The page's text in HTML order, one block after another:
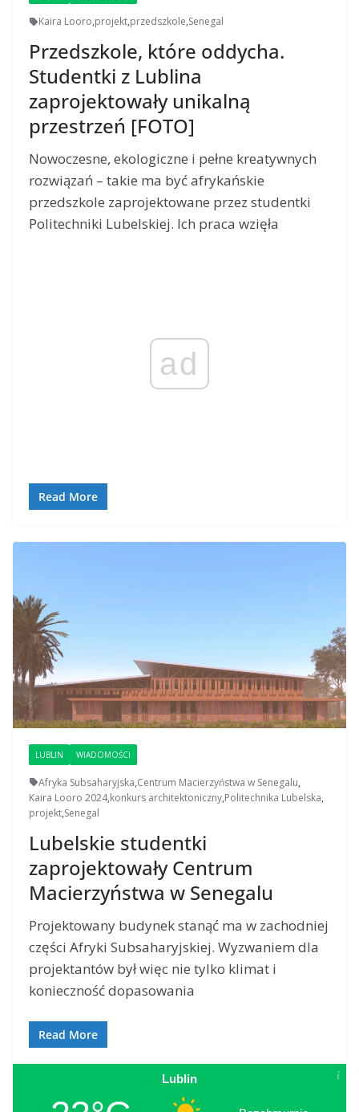
Kaira Looro,projekt,przedszkole,Senegal
Przedszkole, które oddycha.
Studentki z Lublina
zaprojektowały unikalną
przestrzeń [FOTO]
Nowoczesne, ekologiczne i pełne kreatywnych
rozwiązań – takie ma być afrykańskie
przedszkole zaprojektowane przez studentki
Politechniki Lubelskiej. Ich praca wzięła
ad
Read More
LUBLIN WIADOMOŚCI
Afryka Subsaharyjska,Centrum Macierzyństwa w Senegalu,
Kaira Looro 2024,konkurs architektoniczny,Politechnika Lubelska,
projekt,Senegal
Lubelskie studentki
zaprojektowały Centrum
Macierzyństwa w Senegalu
Projektowany budynek stanąć ma w zachodniej
części Afryki Subsaharyjskiej. Wyzwaniem dla
projektantów był więc nie tylko klimat i
konieczność dopasowania
Read More
Lublin